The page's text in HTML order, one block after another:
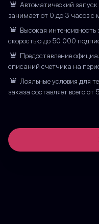
Автоматический
занимает от 0 до 3 часов с
Высокая
скоростью до 50 000
Предоставление
списаний счетчика на
Лояльные условия для
заказа составляет всего от